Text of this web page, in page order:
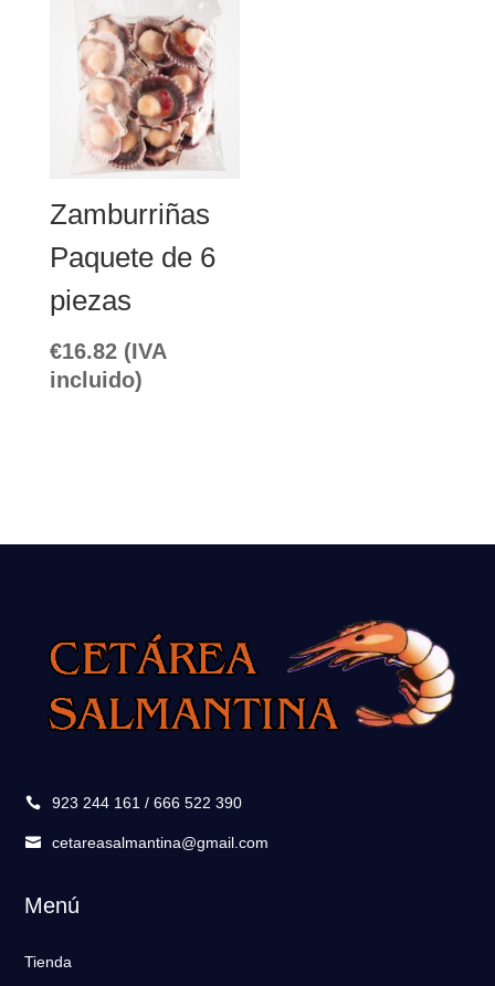
Zamburriñas
Paquete de 6
piezas
€16.82 (IVA
incluido)
 923 244 161 / 666 522 390
 cetareasalmantina@gmail.com
Menú
Tienda